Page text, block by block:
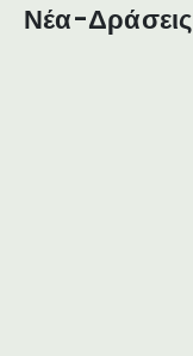
Νέα-Δράσεις